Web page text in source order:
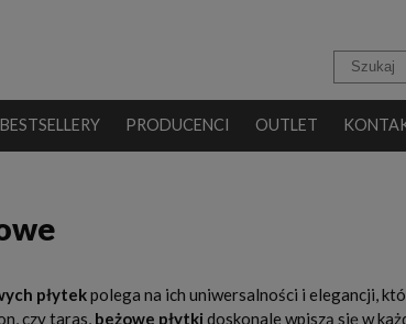
BESTSELLERY PRODUCENCI OUTLET
płytekpolega na ich uniwersalności i elegancji,
czy taras, beżowe płytki doskonale wpiszą się w